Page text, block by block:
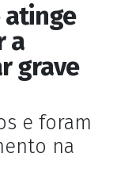
atinge
a
grave
e foram
na